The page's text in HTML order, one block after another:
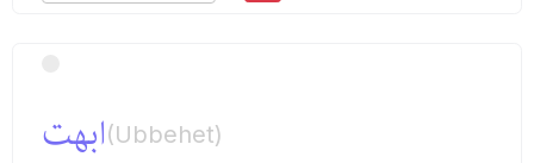
ابهت(Ubbehet)